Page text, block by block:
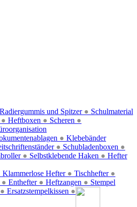
Radiergummis und Spitzer ● Schulmaterial
● Heftboxen ● Scheren ●
●
● Schubladenboxen ●
Klebebänder
● Selbstklebende Haken ● Hefter
Klammerlose Hefter ● Tischhefter ●
● Enthefter ● Heftzangen ● Stempel
● Ersatzstempelkissen ●